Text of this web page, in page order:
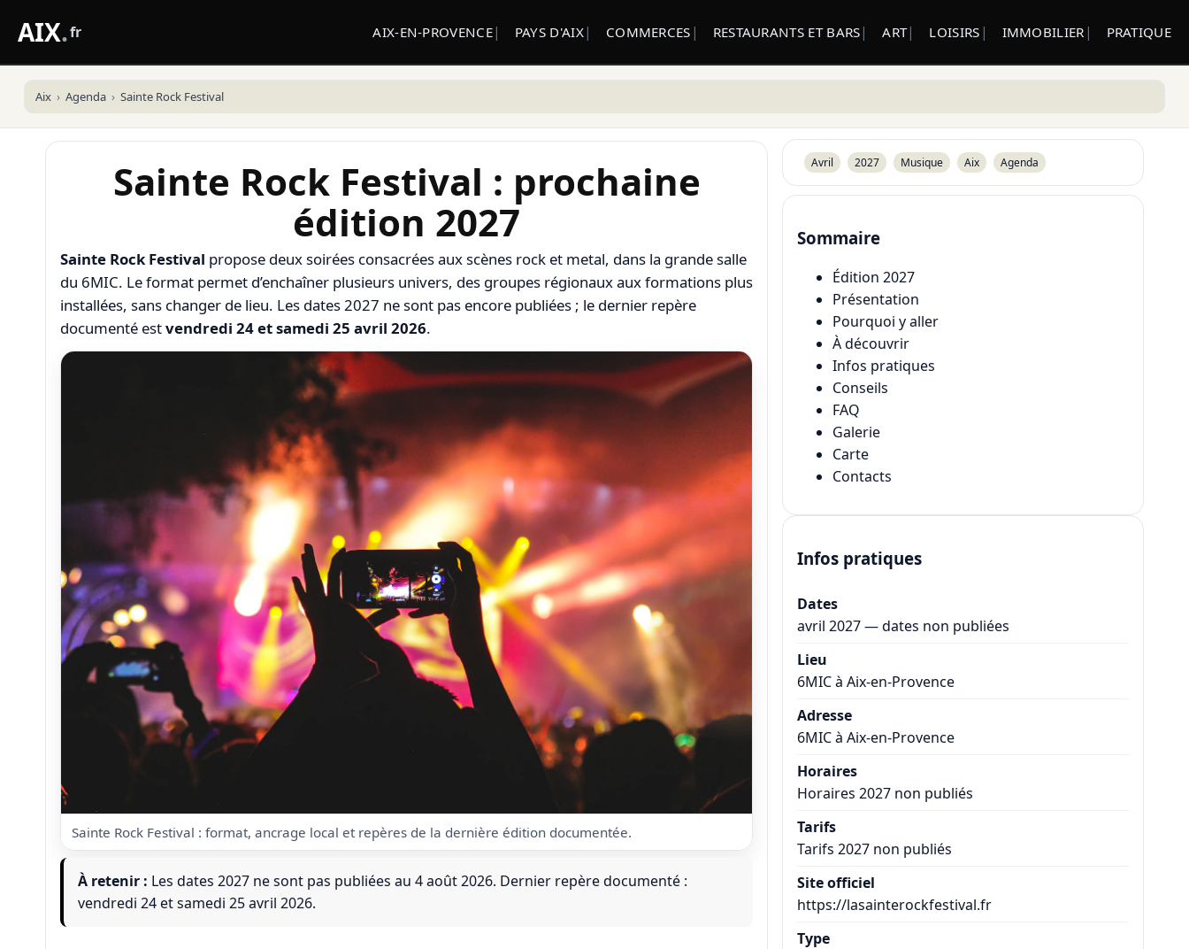
AIX.fr AIX-EN-PROVENCE PAYS D'AIX COMMERCES RESTAURANTS ET BARS ART LOISIRS IMMOBILIER PRATIQUE
Aix Agenda Sainte Rock Festival
Sainte Rock Festival : prochaine
édition 2027
Sainte Rock Festival propose deux soirées consacrées aux scènes rock et metal, dans la grande salle
du 6MIC. Le format permet d’enchaîner plusieurs univers, des groupes régionaux aux formations plus
installées, sans changer de lieu. Les dates 2027 ne sont pas encore publiées ; le dernier repère
documenté estvendredi 24 et samedi 25 avril 2026.
Sainte Rock Festival : format, ancrage local et repères de la dernière édition documentée.
À retenir : Les dates 2027 ne sont pas publiées au 4 août 2026. Dernier repère documenté :
vendredi 24 et samedi 25 avril 2026.
Avril 2027 Musique Aix Agenda
Sommaire
Édition 2027
Présentation
Pourquoi y aller
À découvrir
Infos pratiques
Conseils
FAQ
Galerie
Carte
Contacts
Infos pratiques
Dates
avril 2027 — dates non publiées
Lieu
6MIC à Aix-en-Provence
Adresse
6MIC à Aix-en-Provence
Horaires
Horaires 2027 non publiés
Tarifs
Tarifs 2027 non publiés
Site officiel
https://lasainterockfestival.fr
Type